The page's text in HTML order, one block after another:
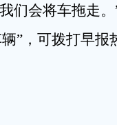
们会将车拖走。
”，可拨打早报